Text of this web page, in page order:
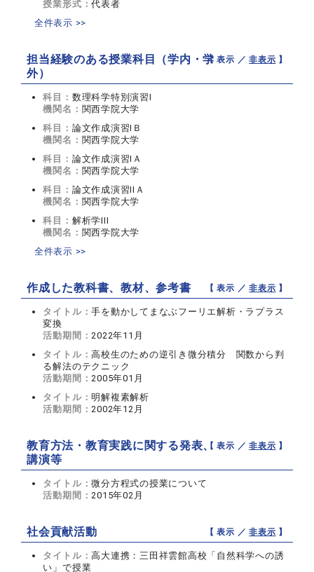
授業形式：代表者
全件表示 >>
担当経験のある授業科目（学内・学
外）
【 表示 ／非表示 】
科目： 数理科学特別演習I
機関名： 関西学院大学
科目： 論文作成演習IＢ
機関名： 関西学院大学
科目： 論文作成演習IＡ
機関名： 関西学院大学
科目： 論文作成演習IIＡ
機関名： 関西学院大学
科目： 解析学III
機関名： 関西学院大学
全件表示 >>
作成した教科書、教材、参考書 【 表示 ／非表示 】
タイトル：手を動かしてまなぶフーリエ解析・ラプラス
変換
活動期間：2022年11月
タイトル：高校生のための逆引き微分積分 関数から判
る解法のテクニック
活動期間：2005年01月
タイトル：明解複素解析
活動期間：2002年12月
教育方法・教育実践に関する発表、
講演等
【 表示 ／非表示 】
タイトル：微分方程式の授業について
活動期間：2015年02月
社会貢献活動 【 表示 ／非表示 】
タイトル：高大連携：三田祥雲館高校「自然科学への誘
い」で授業